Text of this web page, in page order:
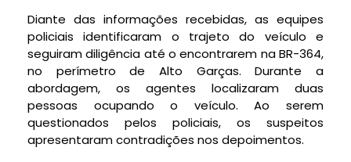
Diante das informações recebidas, as equipes
policiais identificaram o trajeto do veículo e
seguiram diligência até o encontrarem na BR-364,
no perímetro de Alto Garças. Durante a
abordagem, os agentes localizaram duas
pessoas ocupando o veículo. Ao serem
questionados pelos policiais, os suspeitos
apresentaram contradições nos depoimentos.